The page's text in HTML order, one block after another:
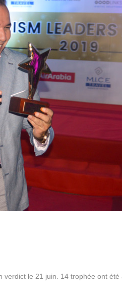
verdict le 21 juin. 14 trophée ont